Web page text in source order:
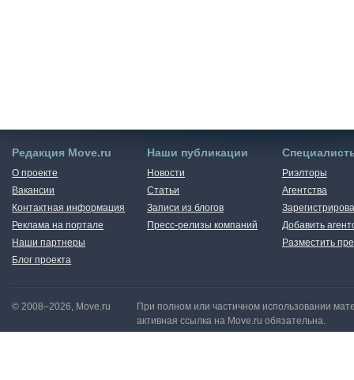
Редакция Move.ru
О проекте
Вакансии
Контактная информация
Реклама на портале
Наши партнеры
Блог проекта
Наши публикации
Новости
Статьи
Записи из блогов
Пресс-релизы компаний
Риэлторы
Агентства
Добавить
Разместить
© 2008–2026, Move.ru
При полном или частичном использовании
активная ссылка на Move.ru обязательна.